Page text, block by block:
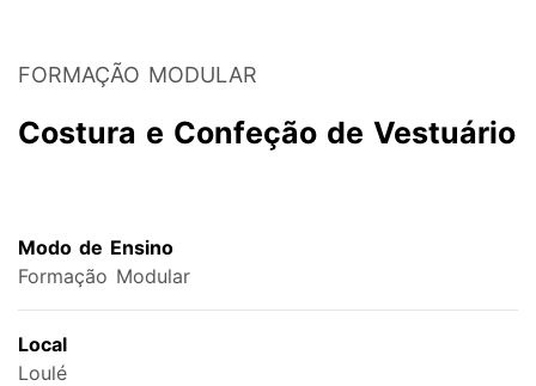
FORMAÇÃO MODULAR
Costura e Confeção de Vestuário
Modo de Ensino
Formação Modular
Local
Loulé